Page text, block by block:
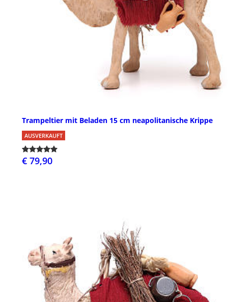
Trampeltier mit Beladen 15 cm neapolitanische Krippe
AUSVERKAUFT
€ 79,90